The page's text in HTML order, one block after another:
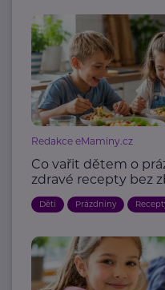
Redakce eMaminy.cz
Co vařit dětem o
zdravé recepty bez
Děti Prázdniny